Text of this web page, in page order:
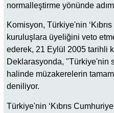
normalleştirme yönünde
Komisyon, Türkiye'nin
kuruluşlara üyeliğini veto
ederek, 21 Eylül 2005 tarihli
Deklarasyonda, "Türkiye'nin
halinde müzakerelerin
deniliyor.
Türkiye'nin ‘Kıbrıs